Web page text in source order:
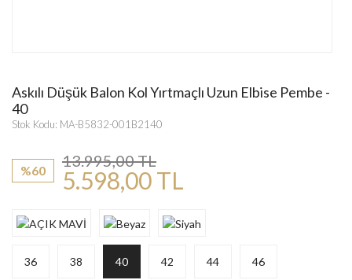
Askılı Düşük Balon Kol Yırtmaçlı Uzun Elbise Pembe -
40
Stok Kodu: MA-B5832-001B2140
%60
13.995,00 TL
5.598,00 TL
36 38 40 42 44 46